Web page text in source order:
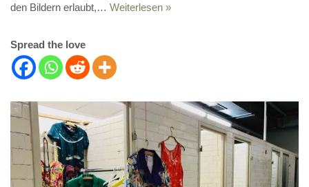
den Bildern erlaubt,… Weiterlesen »
Spread the love